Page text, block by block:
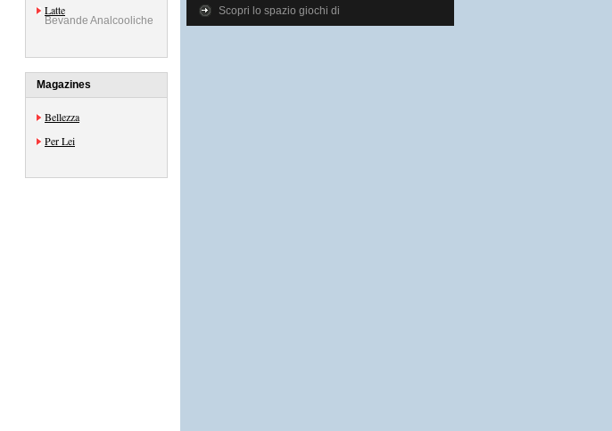
Latte
Bevande Analcooliche
Magazines
Bellezza
Per Lei
Scopri lo spazio giochi di